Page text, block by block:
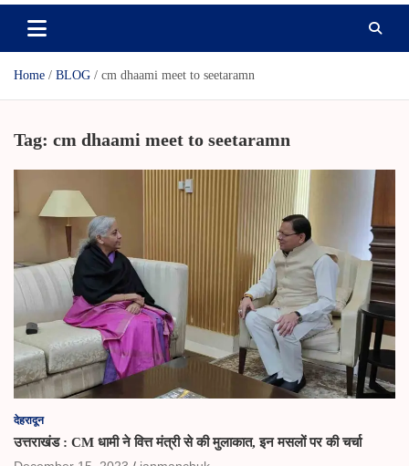
Home BLOG cm dhaami meet to seetaramn
Tag: cm dhaami meet to seetaramn
देहरादून
उत्तराखंड : CM धामी ने वित्त मंत्री से की मुलाकात, इन मसलों पर की चर्चा